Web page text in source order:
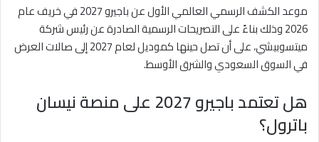
موعد الكشف الرسمي العالمي الأول عن باجيرو 2027 في خريف عام
2026 وذلك بناءً على التصريحات الرسمية الصادرة عن رئيس شركة
ميتسوبيشي، على أن تصل حينها كموديل لعام 2027 إلى صالات العرض
في السوق السعودي والشرق الأوسط.
هل تعتمد باجيرو 2027 على منصة نيسان
باترول؟